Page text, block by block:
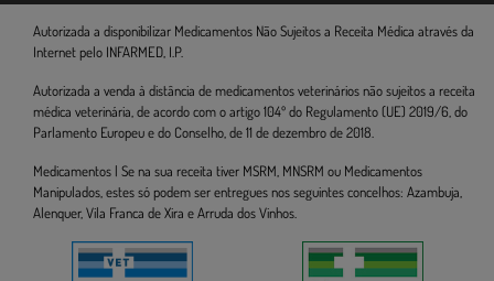
Autorizada a disponibilizar Medicamentos Não Sujeitos a Receita Médica através da
Internet pelo INFARMED, I.P.
Autorizada a venda à distância de medicamentos veterinários não sujeitos a receita
médica veterinária, de acordo com o artigo 104º do Regulamento (UE) 2019/6, do
Parlamento Europeu e do Conselho, de 11 de dezembro de 2018.
Medicamentos | Se na sua receita tiver MSRM, MNSRM ou Medicamentos
Manipulados, estes só podem ser entregues nos seguintes concelhos: Azambuja,
Alenquer, Vila Franca de Xira e Arruda dos Vinhos.